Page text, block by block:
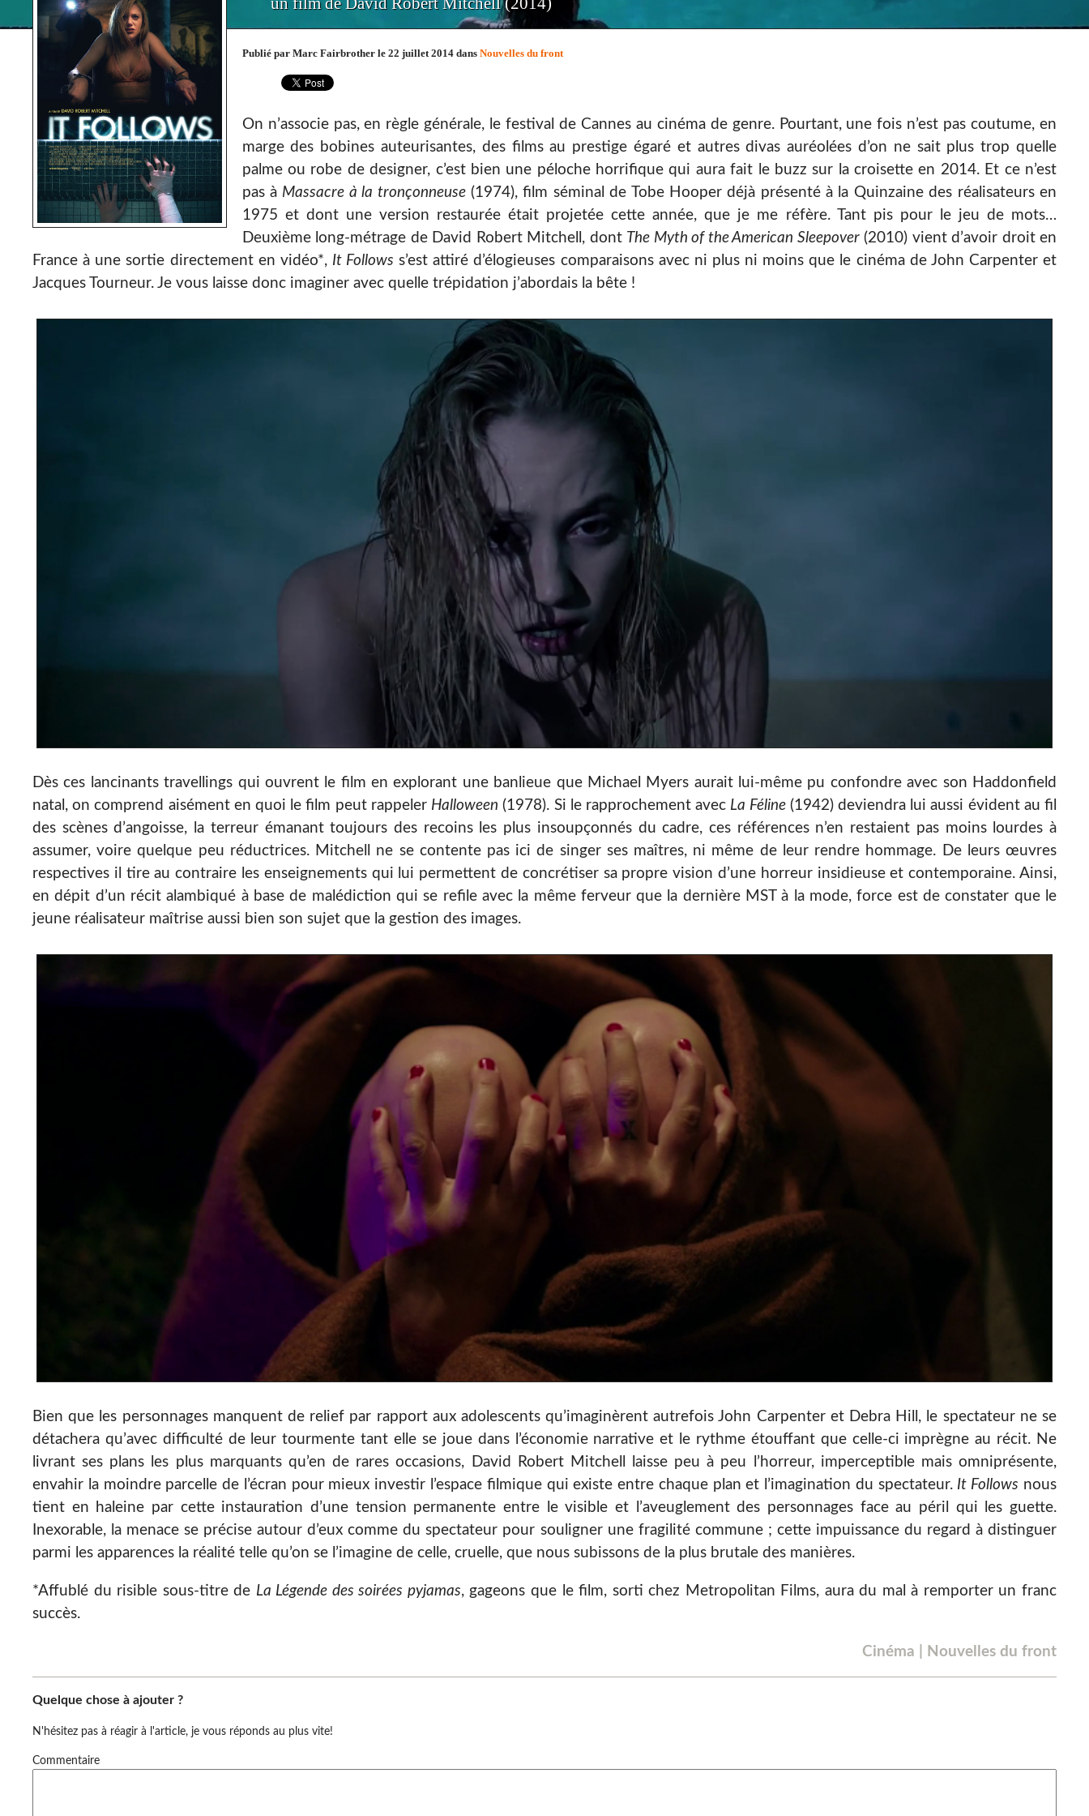
Publié par Marc Fairbrother le 22 juillet 2014 dans Nouvelles du front
On n’associe pas, en règle générale, le festival de Cannes au cinéma de genre. Pourtant, une fois n’est pas coutume, en
marge des bobines auteurisantes, des films au prestige égaré et autres divas auréolées d’on ne sait plus trop quelle
palme ou robe de designer, c’est bien une péloche horrifique qui aura fait le buzz sur la croisette en 2014. Et ce n’est
pas à Massacre à la tronçonneuse(1974), film séminal de Tobe Hooper déjà présenté à la Quinzaine des réalisateurs en
1975 et dont une version restaurée était projetée cette année, que je me réfère. Tant pis pour le jeu de mots…
Deuxième long-métrage de David Robert Mitchell, dont The Myth of the American Sleepover(2010) vient d’avoir droit en
France à une sortie directement en vidéo*, It Follows s’est attiré d’élogieuses comparaisons avec ni plus ni moins que le cinéma de John Carpenter et
Jacques Tourneur. Je vous laisse donc imaginer avec quelle trépidation j’abordais la bête !
Dès ces lancinants travellings qui ouvrent le film en explorant une banlieue que Michael Myers aurait lui-même pu confondre avec son Haddonfield
natal, on comprend aisément en quoi le film peut rappeler Halloween (1978). Si le rapprochement avec La Féline(1942) deviendra lui aussi évident au fil
des scènes d’angoisse, la terreur émanant toujours des recoins les plus insoupçonnés du cadre, ces références n’en restaient pas moins lourdes à
assumer, voire quelque peu réductrices. Mitchell ne se contente pas ici de singer ses maîtres, ni même de leur rendre hommage. De leurs œuvres
respectives il tire au contraire les enseignements qui lui permettent de concrétiser sa propre vision d’une horreur insidieuse et contemporaine. Ainsi,
en dépit d’un récit alambiqué à base de malédiction qui se refile avec la même ferveur que la dernière MST à la mode, force est de constater que le
jeune réalisateur maîtrise aussi bien son sujet que la gestion des images.
Bien que les personnages manquent de relief par rapport aux adolescents qu’imaginèrent autrefois John Carpenter et Debra Hill, le spectateur ne se
détachera qu’avec difficulté de leur tourmente tant elle se joue dans l’économie narrative et le rythme étouffant que celle-ci imprègne au récit. Ne
livrant ses plans les plus marquants qu’en de rares occasions, David Robert Mitchell laisse peu à peu l’horreur, imperceptible mais omniprésente,
envahir la moindre parcelle de l’écran pour mieux investir l’espace filmique qui existe entre chaque plan et l’imagination du spectateur. It Follows nous
tient en haleine par cette instauration d’une tension permanente entre le visible et l’aveuglement des personnages face au péril qui les guette.
Inexorable, la menace se précise autour d’eux comme du spectateur pour souligner une fragilité commune ; cette impuissance du regard à distinguer
parmi les apparences la réalité telle qu’on se l’imagine de celle, cruelle, que nous subissons de la plus brutale des manières.
*Affublé du risible sous-titre de La Légende des soirées pyjamas, gageons que le film, sorti chez Metropolitan Films, aura du mal à remporter un franc
succès.
Cinéma Nouvelles du front
Quelque chose à ajouter ?
N'hésitez pas à réagir à l'article, je vous réponds au plus vite!
Commentaire